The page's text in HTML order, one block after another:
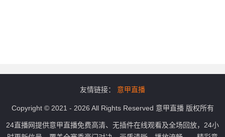
友情链接： 意甲直播
Copyright © 2021 - 2026 All Rights Reserved 意甲直播 版权所有
24直播网提供意甲直播免费高清、无插件在线观看及全场回放，24小